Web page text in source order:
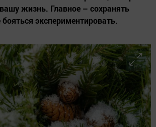
жизнь. Главное – сохранять
бояться экспериментировать.